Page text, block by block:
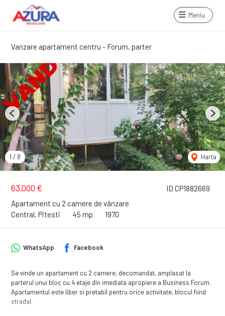
Meniu
Vanzare apartament centru - Forum, parter
ID CP1882669
63,000 €
Apartament cu 2 camere de vânzare
Central, Pitesti
45 mp 1970
1 / 8 Harta
Previous Next
WhatsApp Facebook
Se vinde un apartament cu 2 camere, decomandat, amplasat la
parterul unui bloc cu 4 etaje din imediata apropiere a Business Forum.
Apartamentul este liber si pretabil pentru orice activitate, blocul fiind
stradal.